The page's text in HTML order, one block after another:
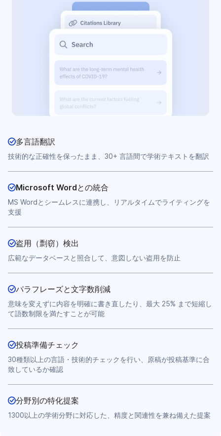
多言語翻訳
技術的な正確性を保ったまま、30+ 言語間で学術テキストを翻訳
Microsoft Wordとの統合
MS Wordとシームレスに連携し、リアルタイムでライティングを
支援
盗用（剽窃）検出
広範なデータベースと照合して、意図しない盗用を防止
パラフレーズと文字数削減
意味を変えずに内容を明確に書き直したり、最大 25% まで短縮し
て語数制限を満たすことが可能
投稿準備チェック
30種類以上の言語・技術的チェックを行い、原稿が投稿基準に合
致しているか確認
分野別の特化提案
1300以上の学術分野に対応した、精度と関連性を兼ね備えた提案